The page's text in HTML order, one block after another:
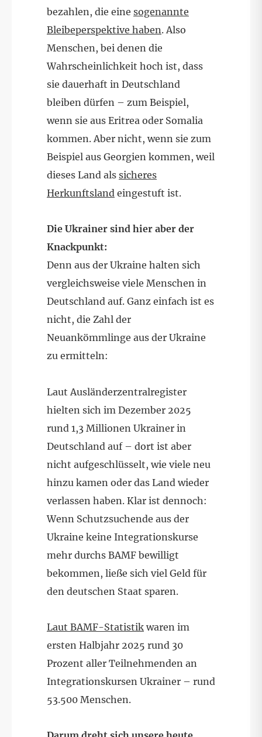
bezahlen, die eine sogenannte
Bleibeperspektive haben. Also
Menschen, bei denen die
Wahrscheinlichkeit hoch ist, dass
sie dauerhaft in Deutschland
bleiben dürfen – zum Beispiel,
wenn sie aus Eritrea oder Somalia
kommen. Aber nicht, wenn sie zum
Beispiel aus Georgien kommen, weil
dieses Land als sicheres
Herkunftsland eingestuft ist.
Die Ukrainer sind hier aber der
Knackpunkt:
Denn aus der Ukraine halten sich
vergleichsweise viele Menschen in
Deutschland auf. Ganz einfach ist es
nicht, die Zahl der
Neuankömmlinge aus der Ukraine
zu ermitteln:
Laut Ausländerzentralregister
hielten sich im Dezember 2025
rund 1,3 Millionen Ukrainer in
Deutschland auf – dort ist aber
nicht aufgeschlüsselt, wie viele neu
hinzu kamen oder das Land wieder
verlassen haben. Klar ist dennoch:
Wenn Schutzsuchende aus der
Ukraine keine Integrationskurse
mehr durchs BAMF bewilligt
bekommen, ließe sich viel Geld für
den deutschen Staat sparen.
Laut BAMF-Statistik waren im
ersten Halbjahr 2025 rund 30
Prozent aller Teilnehmenden an
Integrationskursen Ukrainer – rund
53.500 Menschen.